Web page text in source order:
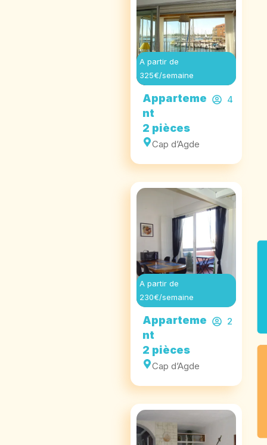
A partir de
325€/semaine
Apparteme
nt
2 pièces
Cap d’Agde
4
A partir de
230€/semaine
Apparteme
nt
2 pièces
Cap d’Agde
2